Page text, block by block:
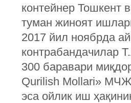
контейнер Тошкент
туман жиноят
2017 йил ноябрда
контрабандачилар
300 баравари
Qurilish Mollari» МЧЖ
эса ойлик иш